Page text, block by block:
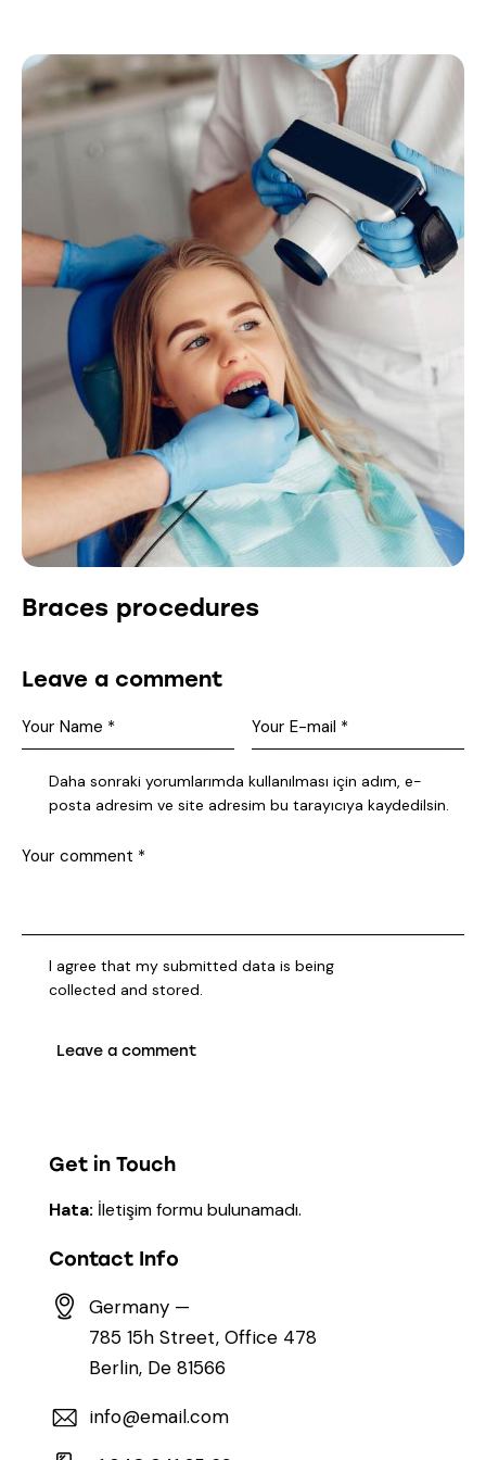
Braces procedures
Leave a comment
Daha sonraki yorumlarımda kullanılması için adım, e-
posta adresim ve site adresim bu tarayıcıya kaydedilsin.
I agree that my submitted data is being
collected and stored.
Get in Touch
Hata: İletişim formu bulunamadı.
Contact Info
Germany —
785 15h Street, Office 478
Berlin, De 81566
info@email.com